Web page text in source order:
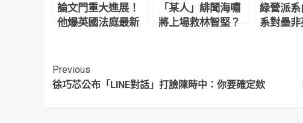
論文門重大進展！
他爆英國法庭最新
「某人」緋聞海嘯
將上場救林智堅？
綠營派
系對壘
Continue
Reading
Previous
徐巧芯公布「LINE對話」打臉陳時中：你要確定欸